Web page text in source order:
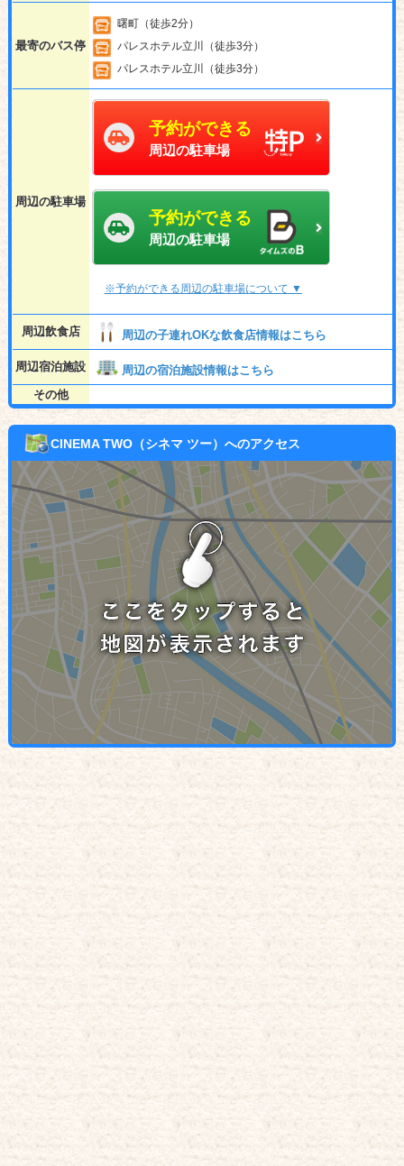
最寄のバス停
曙町（徒歩2分）
パレスホテル立川（徒歩3分）
パレスホテル立川（徒歩3分）
周辺の駐車場
予約ができる
周辺の駐車場
予約ができる
周辺の駐車場
※予約ができる周辺の駐車場について ▼
周辺飲食店 周辺の子連れOKな飲食店情報はこちら
周辺宿泊施設
周辺の宿泊施設情報はこちら
その他
CINEMA TWO（シネマ ツー）へのアクセス